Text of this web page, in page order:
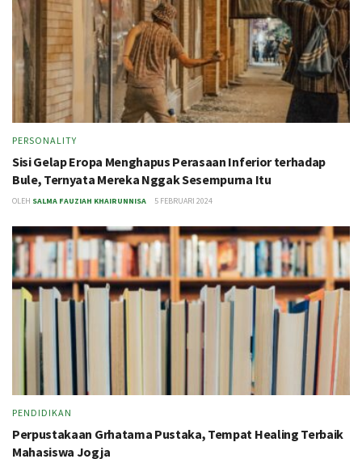
PERSONALITY
Sisi Gelap Eropa Menghapus Perasaan Inferior terhadap
Bule, Ternyata Mereka Nggak Sesempurna Itu
OLEH SALMA FAUZIAH KHAIRUNNISA 5 FEBRUARI 2024
PENDIDIKAN
Perpustakaan Grhatama Pustaka, Tempat Healing Terbaik
Mahasiswa Jogja